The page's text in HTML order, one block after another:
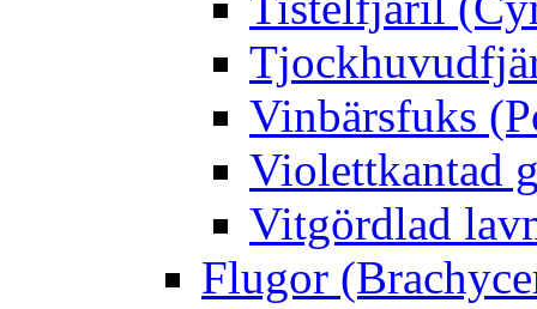
Vinbärsfuks
Violettkantad
Vitgördlad
Flugor